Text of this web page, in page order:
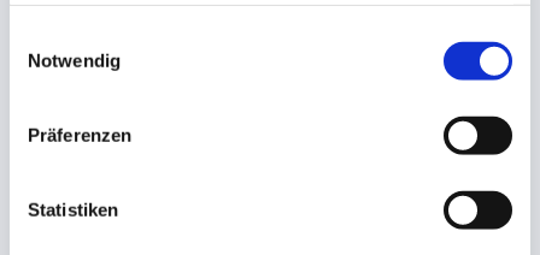
Notwendig
Präferenzen
Statistiken
Mitarbeiter
Ca. 80